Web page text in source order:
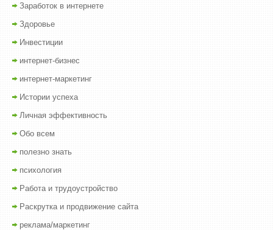
Заработок в интернете
Здоровье
Инвестиции
интернет-бизнес
интернет-маркетинг
Истории успеха
Личная эффективность
Обо всем
полезно знать
психология
Работа и трудоустройство
Раскрутка и продвижение сайта
реклама/маркетинг